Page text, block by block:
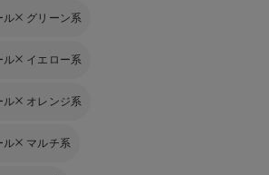
ル グリーン系
ル イエロー系
ル オレンジ系
ル マルチ系